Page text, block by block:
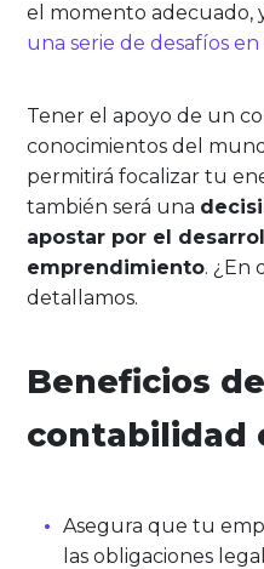
el momento adecuado,
una serie de desafíos
Tener el apoyo de un
conocimientos del
permitirá focalizar tu
también será una
apostar por el
emprendimiento. ¿En
detallamos.
Beneficios
contabilidad
Asegura que tu
las obligaciones